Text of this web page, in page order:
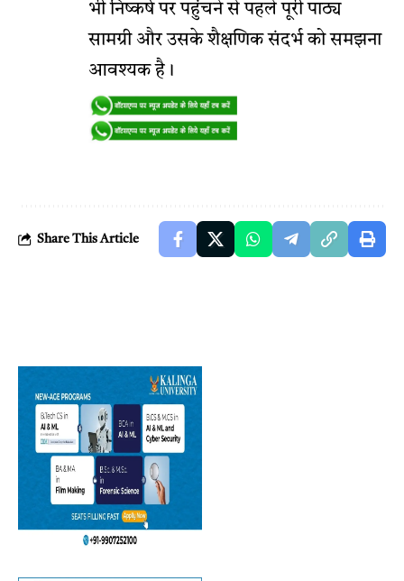
भी निष्कर्ष पर पहुंचने से पहले पूरी पाठ्य
सामग्री और उसके शैक्षणिक संदर्भ को समझना
आवश्यक है।
Share This Article